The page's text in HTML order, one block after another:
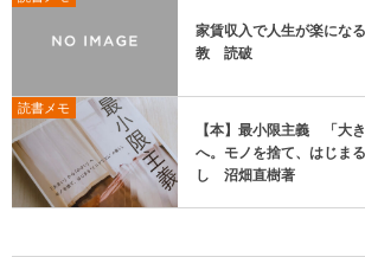
家賃収入で人生が楽にな
教 読破
読書メモ
【本】最小限主義 「大
へ。モノを捨て、はじま
し 沼畑直樹著